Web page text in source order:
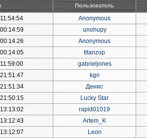
Пользователь
Anonymous
unohupy
Anonymous
titanzop
gabrieljones
kgn
Денис
Lucky Star
rapid01019
Artem_K
Leon